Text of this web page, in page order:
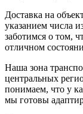
Доставка на
указанием числа
заботимся о том,
отличном
Наша зона
центральных
понимаем, что у
мы готовы